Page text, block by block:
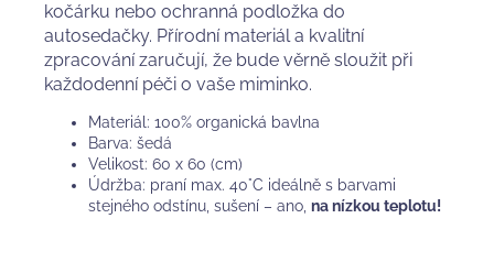
kočárku nebo ochranná podložka do
autosedačky. Přírodní materiál a kvalitní
zpracování zaručují, že bude věrně sloužit při
každodenní péči o vaše miminko.
Materiál: 100% organická bavlna
Barva: šedá
Velikost: 60 x 60 (cm)
Údržba: praní max. 40°C ideálně s barvami
stejného odstínu, sušení – ano, na nízkou teplotu!